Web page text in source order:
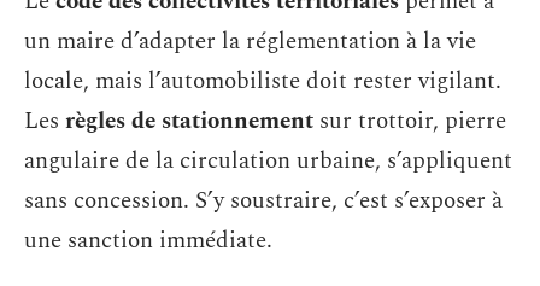
un maire d’adapter la réglementation à la vie
locale, mais l’automobiliste doit rester vigilant.
Les règles de stationnement sur trottoir, pierre
angulaire de la circulation urbaine, s’appliquent
sans concession. S’y soustraire, c’est s’exposer à
une sanction immédiate.